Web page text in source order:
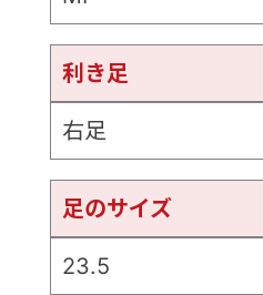
利き足
右足
足のサイズ
23.5